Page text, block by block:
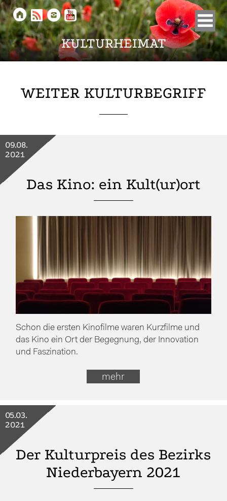
KULTURHEIMAT
    
WEITER KULTURBEGRIFF
Das Kino: ein Kult(ur)ort
09.08.
2021
Schon die ersten Kinofilme waren Kurzfilme und
das Kino ein Ort der Begegnung, der Innovation
und Faszination.
mehr
Der Kulturpreis des Bezirks
Niederbayern 2021
05.03.
2021